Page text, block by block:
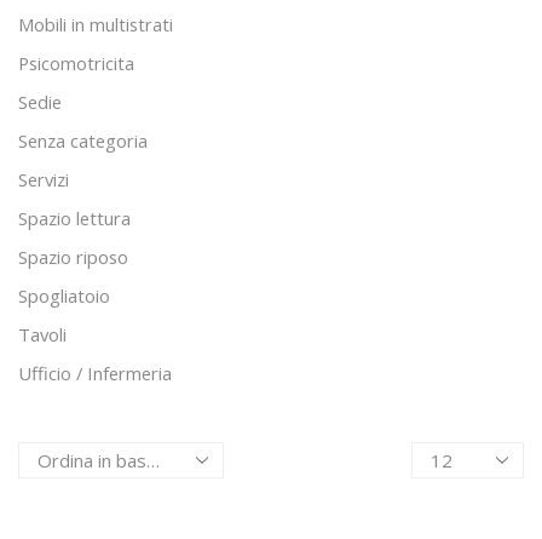
Products
Mobili in multistrati
Psicomotricita
Sedie
Senza categoria
Servizi
Spazio lettura
Spazio riposo
Spogliatoio
Tavoli
Ufficio / Infermeria